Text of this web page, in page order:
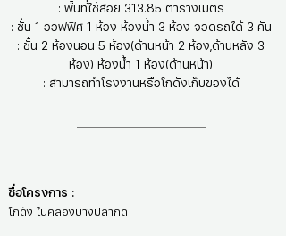
: พื้นที่ใช้สอย 313.85 ตารางเมตร
: ชั้น 1 ออฟฟิศ 1 ห้อง ห้องน้ำ 3 ห้อง จอดรถได้ 3 คัน
: ชั้น 2 ห้องนอน 5 ห้อง(ด้านหน้า 2 ห้อง,ด้านหลัง 3
ห้อง) ห้องน้ำ 1 ห้อง(ด้านหน้า)
: สามารถทำโรงงานหรือโกดังเก็บของได้
ชื่อโครงการ :
โกดัง ในคลองบางปลากด